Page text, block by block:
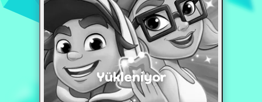
Yükleniyor